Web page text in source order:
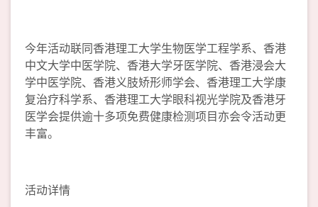
今年活动联同香港理工大学生物医学工程学系、香港
中文大学中医学院、香港大学牙医学院、香港浸会大
学中医学院、香港义肢矫形师学会、香港理工大学康
复治疗科学系、香港理工大学眼科视光学院及香港牙
医学会提供逾十多项免费健康检测项目亦会令活动更
丰富。
活动详情